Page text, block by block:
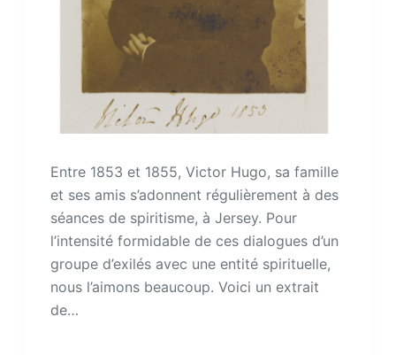
Entre 1853 et 1855, Victor Hugo, sa famille
et ses amis s’adonnent régulièrement à des
séances de spiritisme, à Jersey. Pour
l’intensité formidable de ces dialogues d’un
groupe d’exilés avec une entité spirituelle,
nous l’aimons beaucoup. Voici un extrait
de…